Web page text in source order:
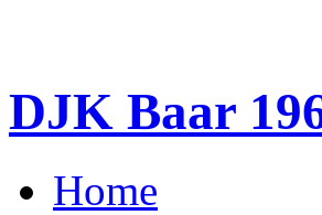
DJK Baar
Home